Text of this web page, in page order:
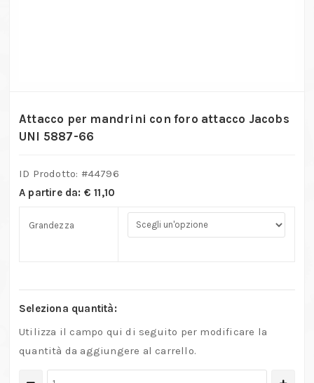
Attacco per mandrini con foro attacco Jacobs
UNI 5887-66
ID Prodotto: #44796
A partire da: € 11,10
Grandezza
Seleziona quantità:
Utilizza il campo qui di seguito per modificare la
quantità da aggiungere al carrello.
Attacco